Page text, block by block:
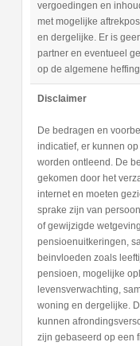
vergoedingen en
met mogelijke
en dergelijke. Er is
partner en eventueel
op de algemene
Disclaimer
De bedragen en
indicatief, er kunnen
worden ontleend. De
gekomen door het
internet en moeten
sprake zijn van
of gewijzigde
pensioenuitkeringen,
beinvloeden zoals
pensioen, mogelijke
levensverwachting,
woning en dergelijke.
kunnen
zijn gebaseerd op een